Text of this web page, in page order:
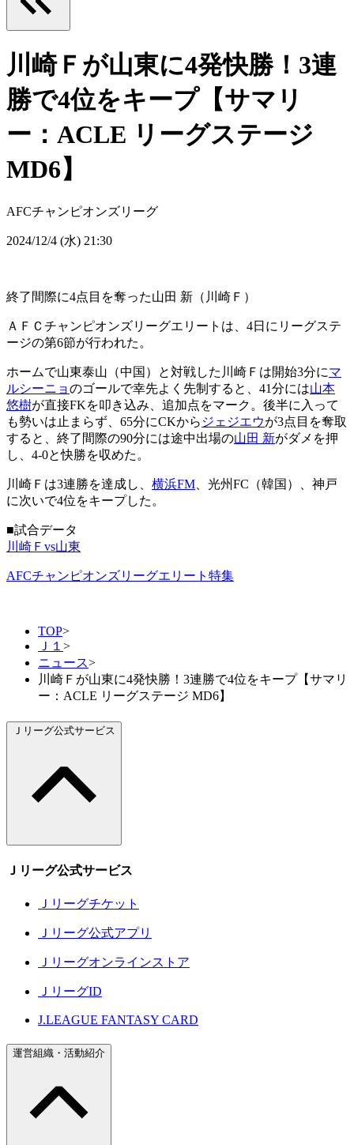
川崎Ｆが山東に4発快勝！3連
勝で4位をキープ【サマリ
ー：ACLE リーグステージ
MD6】
AFCチャンピオンズリーグ
2024/12/4 (水) 21:30
終了間際に4点目を奪った山田 新（川崎Ｆ）
ＡＦＣチャンピオンズリーグエリートは、4日にリーグステ
ージの第6節が行われた。
ホームで山東泰山（中国）と対戦した川崎Ｆは開始3分にマ
ルシーニョのゴールで幸先よく先制すると、41分には山本
悠樹が直接FKを叩き込み、追加点をマーク。後半に入って
も勢いは止まらず、65分にCKから ジェジエウが3点目を奪取
すると、終了間際の90分には途中出場の山田 新がダメを押
し、4-0と快勝を収めた。
川崎Ｆは3連勝を達成し、 横浜FM 、光州FC（韓国）、神戸
に次いで4位をキープした。
■試合データ
川崎Ｆvs山東
AFCチャンピオンズリーグエリート特集
TOP>
Ｊ１ >
ニュース>
川崎Ｆが山東に4発快勝！3連勝で4位をキープ【サマリ
ー：ACLE リーグステージ MD6】
Ｊリーグ公式サービス
Ｊリーグ公式サービス
Ｊリーグチケット
Ｊリーグ公式アプリ
Ｊリーグオンラインストア
ＪリーグID
J.LEAGUE FANTASY CARD
運営組織・活動紹介